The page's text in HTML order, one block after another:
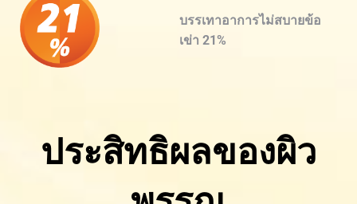
บรรเทาอาการไม่สบายข้อ
เข่า 21%
ประสิทธิผลของผิว